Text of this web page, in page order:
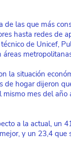
de las que más
hasta redes de
de Unicef,
la situación
de hogar dijeron
mes del año
a la actual, un
y un 23,4 que